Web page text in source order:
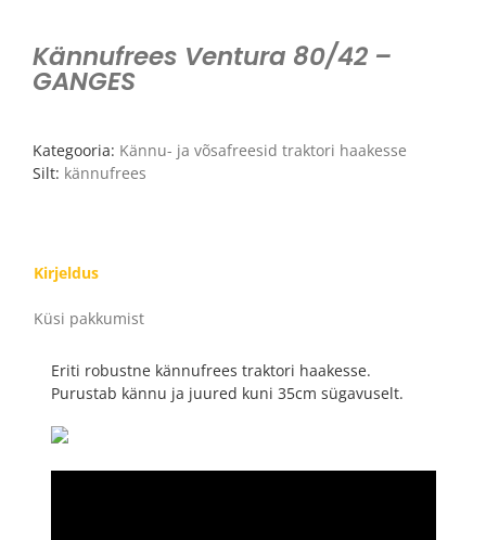
Kännufrees Ventura 80/42 –
GANGES
Kategooria: Kännu- ja võsafreesid traktori haakesse
Silt: kännufrees
Kirjeldus
Küsi pakkumist
Eriti robustne kännufrees traktori haakesse.
Purustab kännu ja juured kuni 35cm sügavuselt.